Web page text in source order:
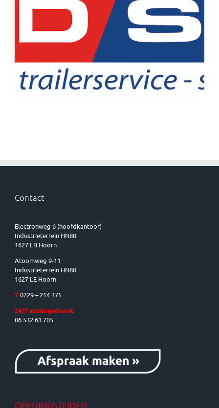
Contact
Electronweg 6 (hoofdkantoor)
Industrieterrein HN80
1627 LB Hoorn
Atoomweg 9-11
Industrieterrein HN80
1627 LE Hoorn
T0229 – 214 375
24/7 storingsdienst
06 532 61 705
OPENINGSTIJDEN